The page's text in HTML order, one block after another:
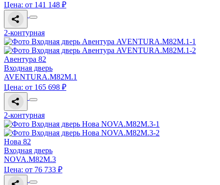
Цена: от 141 148 ₽
2-контурная
Авентура 82
Входная дверь
AVENTURA.M82M.1
Цена: от 165 698 ₽
2-контурная
Нова 82
Входная дверь
NOVA.M82M.3
Цена: от 76 733 ₽